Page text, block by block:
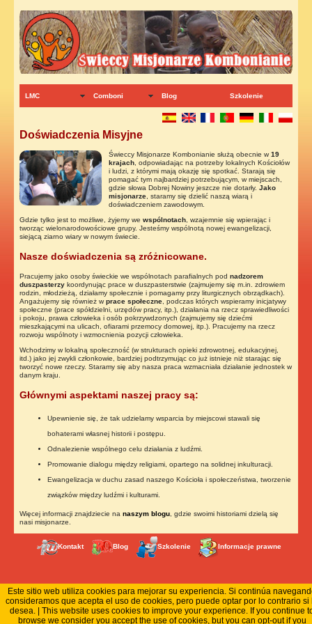
LMC Comboni Blog Szkolenie
Doświadczenia Misyjne
Świeccy Misjonarze Kombonianie służą obecnie w 19
krajach, odpowiadając na potrzeby lokalnych Kościołów
i ludzi, z którymi mają okazję się spotkać. Starają się
pomagać tym najbardziej potrzebującym, w miejscach,
gdzie słowa Dobrej Nowiny jeszcze nie dotarły. Jako
misjonarze, staramy się dzielić naszą wiarą i
doświadczeniem zawodowym.
Gdzie tylko jest to możliwe, żyjemy wewspólnotach , wzajemnie się wpierając i
tworząc wielonarodowościowe grupy. Jesteśmy wspólnotą nowej ewangelizacji,
siejącą ziarno wiary w nowym świecie.
Nasze doświadczenia są zróżnicowane.
Pracujemy jako osoby świeckie we wspólnotach parafialnych podnadzorem
duszpasterzy koordynując prace w duszpasterstwie (zajmujemy się m.in. zdrowiem
rodzin, młodzieżą, działamy społecznie i pomagamy przy liturgicznych obrządkach).
Angażujemy się również wprace społeczne , podczas których wspieramy inicjatywy
społeczne (prace spółdzielni, urzędów pracy, itp.), działania na rzecz sprawiedliwości
i pokoju, prawa człowieka i osób pokrzywdzonych (zajmujemy się dziećmi
mieszkającymi na ulicach, ofiarami przemocy domowej, itp.). Pracujemy na rzecz
rozwoju wspólnoty i wzmocnienia pozycji człowieka.
Wchodzimy w lokalną społeczność (w strukturach opieki zdrowotnej, edukacyjnej,
itd.) jako jej zwykli członkowie, bardziej podtrzymując co już istnieje niż starając się
tworzyć nowe rzeczy. Staramy się aby nasza praca wzmacniała działanie jednostek w
danym kraju.
Głównymi aspektami naszej pracy są:
Upewnienie się, że tak udzielamy wsparcia by miejscowi stawali się
bohaterami własnej historii i postępu.
Odnalezienie wspólnego celu działania z ludźmi.
Promowanie dialogu między religiami, opartego na solidnej inkulturacji.
Ewangelizacja w duchu zasad naszego Kościoła i społeczeństwa, tworzenie
związków między ludźmi i kulturami.
Więcej informacji znajdziecie nanaszym blogu , gdzie swoimi historiami dzielą się
nasi misjonarze.
Kontakt Blog Szkolenie Informacje prawne
Este sitio web utiliza cookies para mejorar su experiencia. Si continúa
consideramos que acepta el uso de cookies, pero puede optar por lo contrario si
desea. | This website uses cookies to improve your experience. If you continue
browse we consider you accept the use of cookies, but you can opt-out if you